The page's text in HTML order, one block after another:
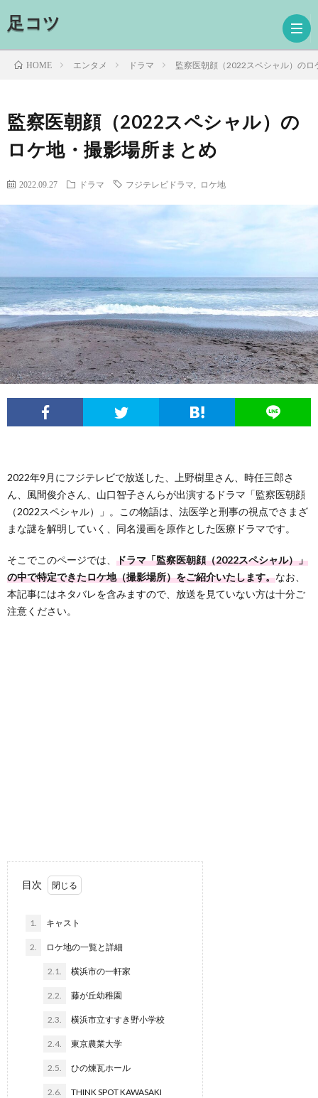
足コツ
ロ
フ
ィ
お
問
い
せ
HOME エンタメ ドラマ 監察医朝顔（2022スペシャル）のロ
監察医朝顔（2022スペシャル）の
ロケ地・撮影場所まとめ
2022.09.27 ドラマ フジテレビドラマ ロケ地
2022年9月にフジテレビで放送した、上野樹里さん、時任三郎さ
ん、風間俊介さん、山口智子さんらが出演するドラマ「監察医朝顔
（2022スペシャル）」。この物語は、法医学と刑事の視点でさまざ
まな謎を解明していく、同名漫画を原作とした医療ドラマです。
そこでこのページでは、 ドラマ「監察医朝顔（2022スペシャル）」
の中で特定できたロケ地（撮影場所）をご紹介いたします。なお、
本記事にはネタバレを含みますので、放送を見ていない方は十分ご
注意ください。
目次
1. キャスト
2. ロケ地の一覧と詳細
2.1. 横浜市の一軒家
2.2. 藤が丘幼稚園
2.3. 横浜市立すすき野小学校
2.4. 東京農業大学
2.5. ひの煉瓦ホール
2.6. THINK SPOT KAWASAKI